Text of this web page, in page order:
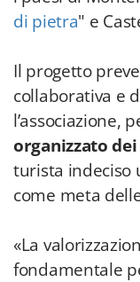
di pietra" e
Il progetto
collaborativa e
l’associazione,
organizzato
turista indeciso
come meta
«La
fondamentale